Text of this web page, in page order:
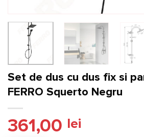
Set de dus cu dus fix si
FERRO Squerto Negru
361,00 lei